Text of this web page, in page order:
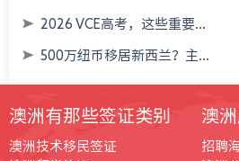
2026 VCE高考，这些重要...
500万纽币移居新西兰？主...
澳洲有那些签证类别
澳洲技术移民签证
澳
招聘